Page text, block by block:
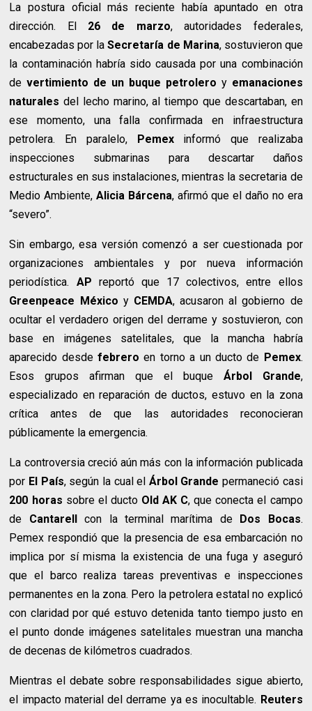
La postura oficial más reciente había apuntado en otra
dirección. El 26 de marzo, autoridades federales,
encabezadas por laSecretaría de Marina, sostuvieron que
la contaminación habría sido causada por una combinación
devertimiento de un buque petrolero y emanaciones
naturales del lecho marino, al tiempo que descartaban, en
ese momento, una falla confirmada en infraestructura
petrolera. En paralelo,
Pemexinformó que realizaba
inspecciones submarinas para descartar daños
estructurales en sus instalaciones, mientras la secretaria de
Medio Ambiente,Alicia Bárcena, afirmó que el daño no era
“severo”.
Sin embargo, esa versión comenzó a ser cuestionada por
organizaciones ambientales y por nueva información
periodística. AP reportó que 17 colectivos, entre ellos
Greenpeace México y CEMDA, acusaron al gobierno de
ocultar el verdadero origen del derrame y sostuvieron, con
base en imágenes satelitales, que la mancha habría
aparecido desdefebrero en torno a un ducto de Pemex.
Esos grupos afirman que el buque Árbol Grande,
especializado en reparación de ductos, estuvo en la zona
crítica antes de que las autoridades reconocieran
públicamente la emergencia.
La controversia creció aún más con la información publicada
por El País, según la cual el Árbol Grande permaneció casi
200 horas sobre el ducto Old AK C, que conecta el campo
de Cantarell con la terminal marítima de Dos Bocas.
Pemex respondió que la presencia de esa embarcación no
implica por sí misma la existencia de una fuga y aseguró
que el barco realiza tareas preventivas e inspecciones
permanentes en la zona. Pero la petrolera estatal no explicó
con claridad por qué estuvo detenida tanto tiempo justo en
el punto donde imágenes satelitales muestran una mancha
de decenas de kilómetros cuadrados.
Mientras el debate sobre responsabilidades sigue abierto,
el impacto material del derrame ya es inocultable. Reuters